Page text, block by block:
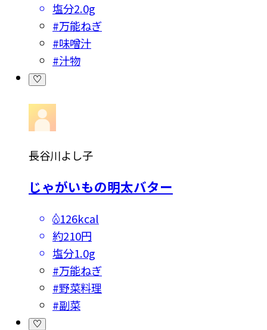
塩分2.0g
#万能ねぎ
#味噌汁
#汁物
長谷川よし子
じゃがいもの明太バター
126kcal
約210円
塩分1.0g
#万能ねぎ
#野菜料理
#副菜